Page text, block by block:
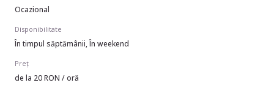
Ocazional
Disponibilitate
În timpul săptămânii, În weekend
Preț
de la 20 RON / oră